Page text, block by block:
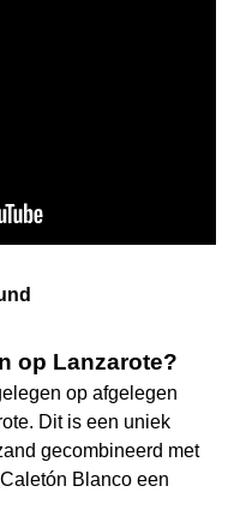
op Lanzarote?
op afgelegen
Dit is een uniek
gecombineerd met
Blanco een